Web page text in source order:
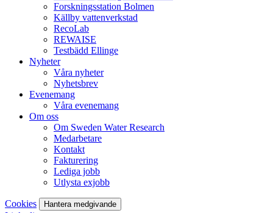
Forskningsstation Bolmen
Källby vattenverkstad
RecoLab
REWAISE
Testbädd Ellinge
Nyheter
Våra nyheter
Nyhetsbrev
Evenemang
Våra evenemang
Om oss
Om Sweden Water Research
Medarbetare
Kontakt
Fakturering
Lediga jobb
Utlysta exjobb
Cookies Hantera medgivande